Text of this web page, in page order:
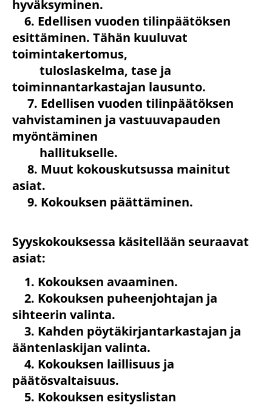
hyväksyminen.
6. Edellisen vuoden tilinpäätöksen
esittäminen. Tähän kuuluvat
toimintakertomus,
tuloslaskelma, tase ja
toiminnantarkastajan lausunto.
7. Edellisen vuoden tilinpäätöksen
vahvistaminen ja vastuuvapauden
myöntäminen
hallitukselle.
8. Muut kokouskutsussa mainitut
asiat.
9. Kokouksen päättäminen.
Syyskokouksessa käsitellään seuraavat
asiat:
1. Kokouksen avaaminen.
2. Kokouksen puheenjohtajan ja
sihteerin valinta.
3. Kahden pöytäkirjantarkastajan ja
ääntenlaskijan valinta.
4. Kokouksen laillisuus ja
päätösvaltaisuus.
5. Kokouksen esityslistan